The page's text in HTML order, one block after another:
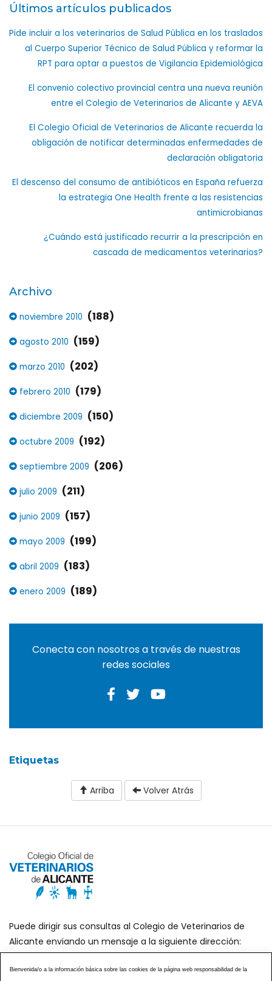
Últimos artículos publicados
Pide incluir a los veterinarios de Salud Pública en los traslados
al Cuerpo Superior Técnico de Salud Pública y reformar la
RPT para optar a puestos de Vigilancia Epidemiológica
El convenio colectivo provincial centra una nueva reunión
entre el Colegio de Veterinarios de Alicante y AEVA
El Colegio Oficial de Veterinarios de Alicante recuerda la
obligación de notificar determinadas enfermedades de
declaración obligatoria
El descenso del consumo de antibióticos en España refuerza
la estrategia One Health frente a las resistencias
antimicrobianas
¿Cuándo está justificado recurrir a la prescripción en
cascada de medicamentos veterinarios?
Archivo
noviembre 2010 (188)
agosto 2010 (159)
marzo 2010 (202)
febrero 2010 (179)
diciembre 2009 (150)
octubre 2009 (192)
septiembre 2009 (206)
julio 2009 (211)
junio 2009 (157)
mayo 2009 (199)
abril 2009 (183)
enero 2009 (189)
Conecta con nosotros a través de nuestras
redes sociales
Etiquetas
Arriba Volver Atrás
Puede dirigir sus consultas al Colegio de Veterinarios de
Alicante enviando un mensaje a la siguiente dirección:
secretaria@icoval.org
Bienvenida/o a la información básica sobre las cookies de la página web responsabilidad de la